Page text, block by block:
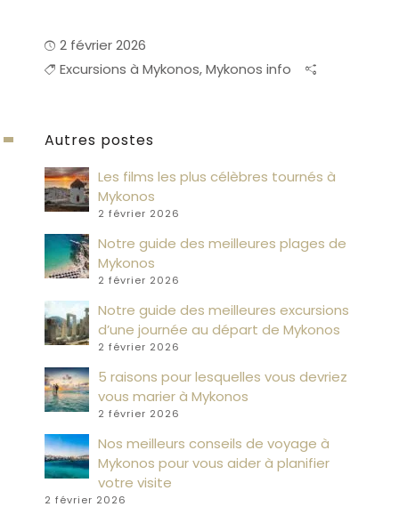
2 février 2026
Excursions à Mykonos,Mykonos info
Autres postes
Les films les plus célèbres tournés à
Mykonos
2 février 2026
Notre guide des meilleures plages de
Mykonos
2 février 2026
Notre guide des meilleures excursions
d’une journée au départ de Mykonos
2 février 2026
5 raisons pour lesquelles vous devriez
vous marier à Mykonos
2 février 2026
Nos meilleurs conseils de voyage à
Mykonos pour vous aider à planifier
votre visite
2 février 2026